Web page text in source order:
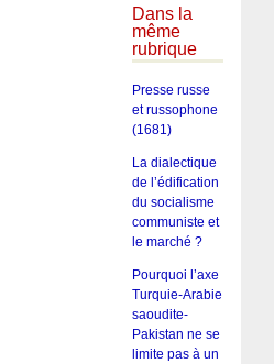
Dans la
même
rubrique
Presse russe
et russophone
(1681)
La dialectique
de l’édification
du socialisme
communiste et
le marché ?
Pourquoi l’axe
Turquie-Arabie
saoudite-
Pakistan ne se
limite pas à un